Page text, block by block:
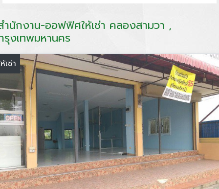
ำนักงาน-ออฟฟิศให้เช่า คลองสามวา ,
รุงเทพมหานคร
เช่า